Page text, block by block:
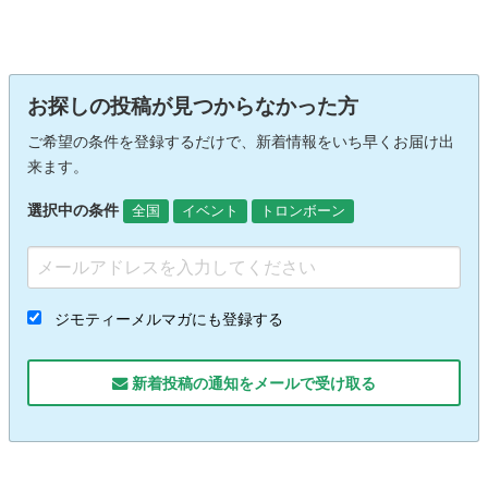
お探しの投稿が見つからなかった方
ご希望の条件を登録するだけで、新着情報をいち早くお届け出
来ます。
選択中の条件 全国 イベント トロンボーン
ジモティーメルマガにも登録する
新着投稿の通知をメールで受け取る